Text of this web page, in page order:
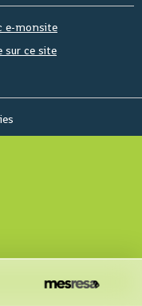
e-monsite
sur ce site